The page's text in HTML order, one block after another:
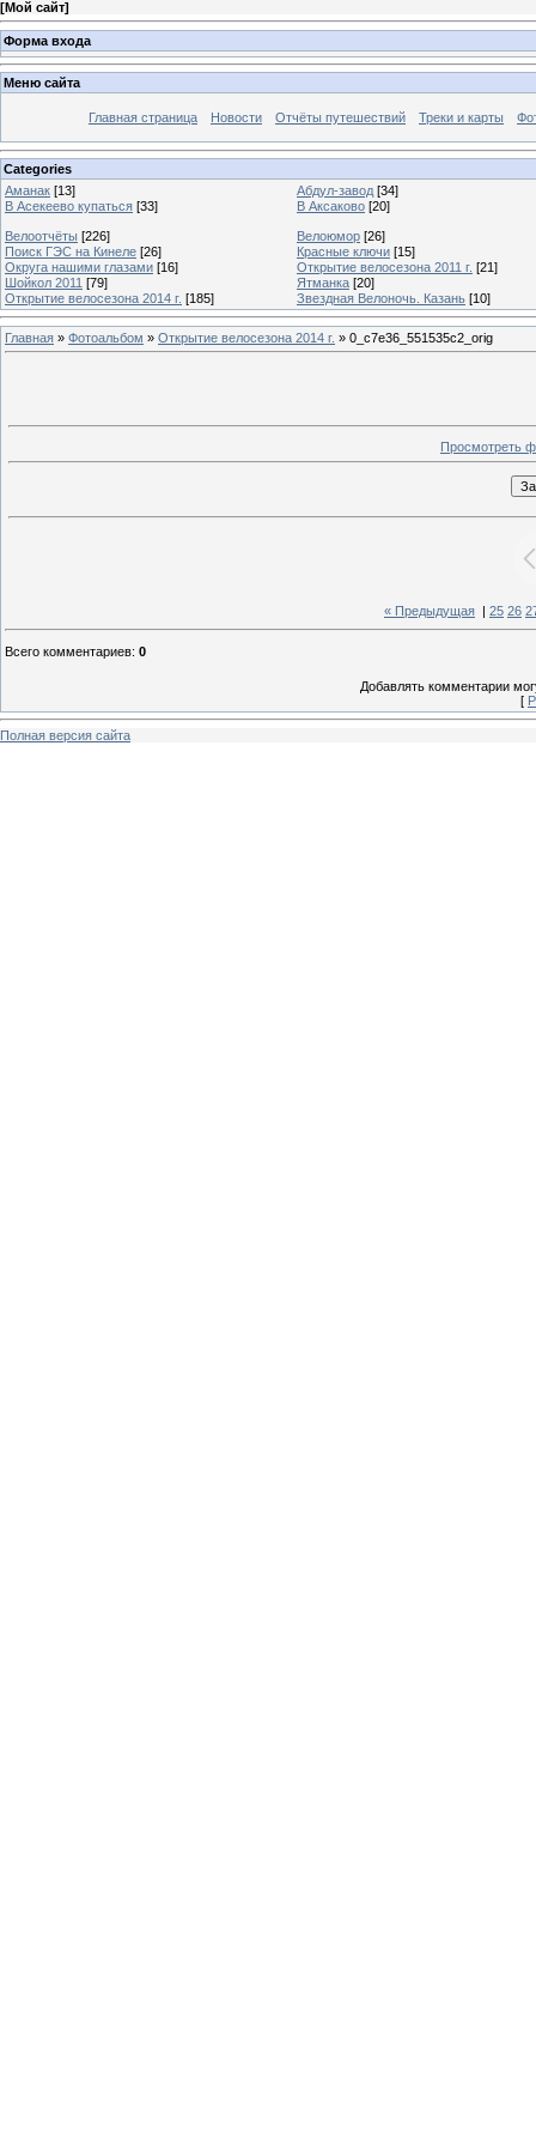
[Мой сайт]
Форма входа
Меню сайта
Главная страница Новости Отчёты путешествий Треки и карты
Categories
Аманак [13] Абдул-завод [34]
В Асекеево купаться [33] В Аксаково [20]
Велоотчёты [226] Велоюмор [26]
Поиск ГЭС на Кинеле [26] Красные ключи [15]
Округа нашими глазами [16] Открытие велосезона 2011 г. [21]
Шойкол 2011 [79] Ятманка [20]
Открытие велосезона 2014 г. [185] Звездная Велоночь. Казань [10]
Главная » Фотоальбом » Открытие велосезона 2014 г. » 0_c7e36_551535c2_orig
Просмотреть
« Предыдущая 25 26
Всего комментариев: 0
Добавлять комментарии
[
Полная версия сайта